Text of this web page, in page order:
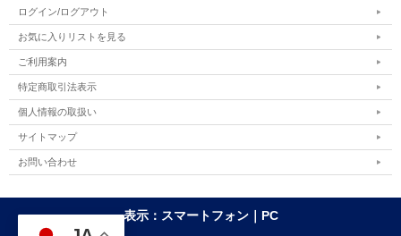
ログイン/ログアウト
お気に入りリストを見る
ご利用案内
特定商取引法表示
個人情報の取扱い
サイトマップ
お問い合わせ
表示：スマートフォン｜ PC